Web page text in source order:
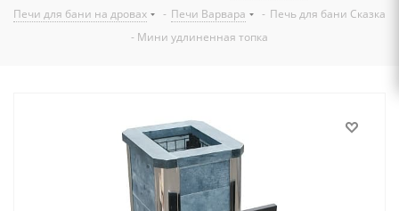
Печи для бани на дровах
- Печи Варвара - Печь для бани Сказка
- Мини удлиненная топка